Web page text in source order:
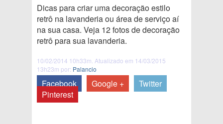
Dicas para criar uma decoração estilo
retrô na lavanderia ou área de serviço aí
na sua casa. Veja 12 fotos de decoração
retrô para sua lavanderia.
10/02/2014 10h33m. Atualizado em 14/03/2015
13h23m por: Palancio
Facebook Google +
Twitter
Pinterest